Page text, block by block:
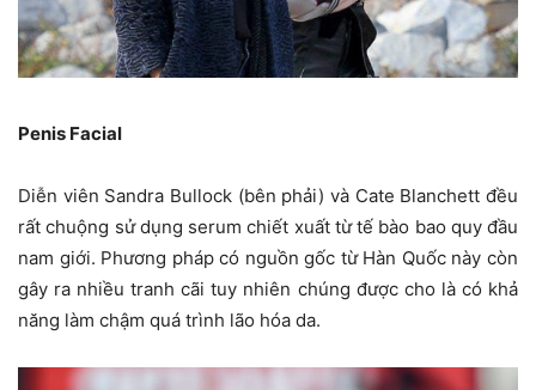
Penis Facial
Diễn viên Sandra Bullock (bên phải) và Cate Blanchett đều
rất chuộng sử dụng serum chiết xuất từ tế bào bao quy đầu
nam giới. Phương pháp có nguồn gốc từ Hàn Quốc này còn
gây ra nhiều tranh cãi tuy nhiên chúng được cho là có khả
năng làm chậm quá trình lão hóa da.